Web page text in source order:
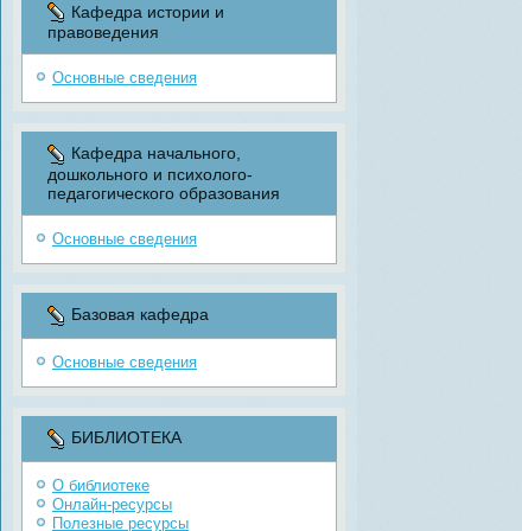
Кафедра истории и
правоведения
Основные сведения
Кафедра начального,
дошкольного и психолого-
педагогического образования
Основные сведения
Базовая кафедра
Основные сведения
БИБЛИОТЕКА
О библиотеке
Онлайн-ресурсы
Полезные ресурсы